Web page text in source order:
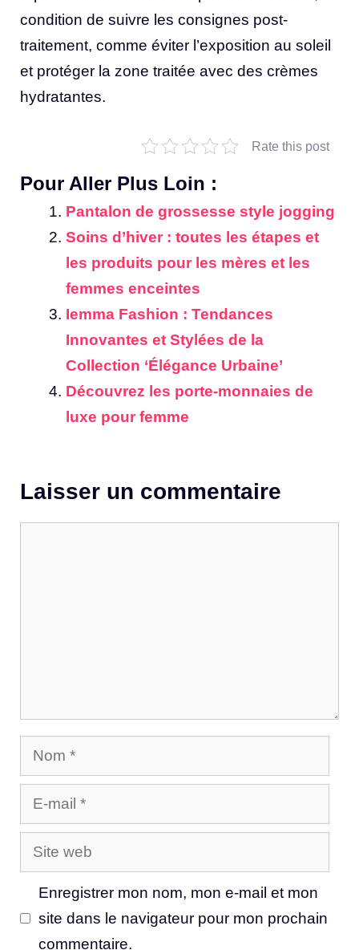
condition de suivre les consignes post-
traitement, comme éviter l’exposition au soleil
et protéger la zone traitée avec des crèmes
hydratantes.
Rate this post
Pour Aller Plus Loin :
Pantalon de grossesse style jogging
Soins d’hiver : toutes les étapes et
les produits pour les mères et les
femmes enceintes
Iemma Fashion : Tendances
Innovantes et Stylées de la
Collection ‘Élégance Urbaine’
Découvrez les porte-monnaies de
luxe pour femme
Laisser un commentaire
Nom
E-
mail
Site
web
Enregistrer mon nom, mon e-mail et mon
site dans le navigateur pour mon prochain
commentaire.